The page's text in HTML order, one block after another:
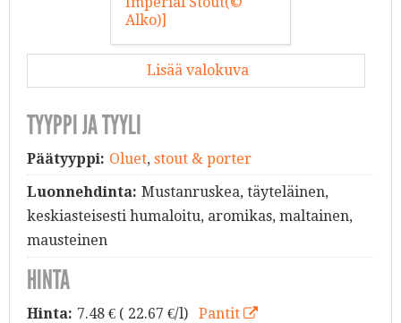
Lisää valokuva
TYYPPI JA TYYLI
Päätyyppi: Oluet, stout & porter
Luonnehdinta: Mustanruskea, täyteläinen,
keskiasteisesti humaloitu, aromikas, maltainen,
mausteinen
HINTA
Hinta: 7.48€ ( 22.67 €/l) Pantit